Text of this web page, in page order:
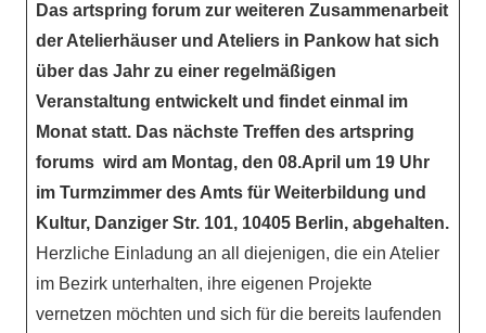
Das artspring forum zur weiteren Zusammenarbeit
der Atelierhäuser und Ateliers in Pankow hat sich
über das Jahr zu einer regelmäßigen
Veranstaltung entwickelt und findet einmal im
Monat statt. Das nächste Treffen des artspring
forums wird am Montag, den 08.April um 19 Uhr
im Turmzimmer des Amts für Weiterbildung und
Kultur, Danziger Str. 101, 10405 Berlin, abgehalten.
Herzliche Einladung an all diejenigen, die ein Atelier
im Bezirk unterhalten, ihre eigenen Projekte
vernetzen möchten und sich für die bereits laufenden